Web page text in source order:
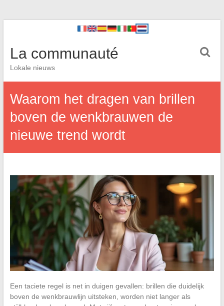
La communauté
Lokale nieuws
Waarom het dragen van brillen
boven de wenkbrauwen de
nieuwe trend wordt
Een taciete regel is net in duigen gevallen: brillen die duidelijk
boven de wenkbrauwlijn uitsteken, worden niet langer als